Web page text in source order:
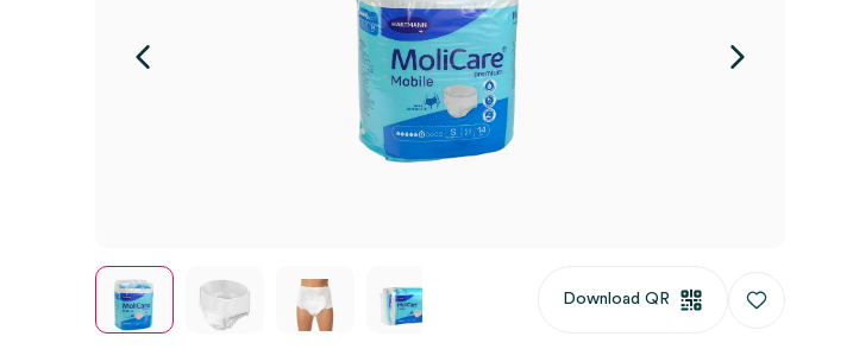
Download QR